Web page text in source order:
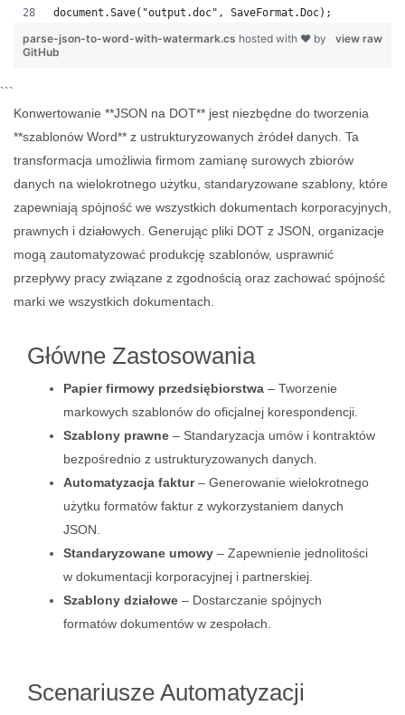
document.Save("output.doc", SaveFormat.Doc);
view raw
parse-json-to-word-with-watermark.cs hosted with ❤ by
GitHub
```
Konwertowanie **JSON na DOT** jest niezbędne do tworzenia
**szablonów Word** z ustrukturyzowanych źródeł danych. Ta
transformacja umożliwia firmom zamianę surowych zbiorów
danych na wielokrotnego użytku, standaryzowane szablony, które
zapewniają spójność we wszystkich dokumentach korporacyjnych,
prawnych i działowych. Generując pliki DOT z JSON, organizacje
mogą zautomatyzować produkcję szablonów, usprawnić
przepływy pracy związane z zgodnością oraz zachować spójność
marki we wszystkich dokumentach.
Główne Zastosowania
Papier firmowy przedsiębiorstwa – Tworzenie
markowych szablonów do oficjalnej korespondencji.
Szablony prawne – Standaryzacja umów i kontraktów
bezpośrednio z ustrukturyzowanych danych.
Automatyzacja faktur– Generowanie wielokrotnego
użytku formatów faktur z wykorzystaniem danych
JSON.
Standaryzowane umowy – Zapewnienie jednolitości
w dokumentacji korporacyjnej i partnerskiej.
Szablony działowe – Dostarczanie spójnych
formatów dokumentów w zespołach.
Scenariusze Automatyzacji